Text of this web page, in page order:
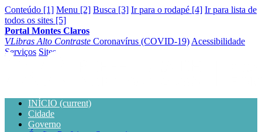
Conteúdo [1] Menu [2] Busca [3] Ir para o rodapé [4] Ir para lista de
todos os sites [5]
Portal Montes Claros
VLibras Alto Contraste Coronavírus (COVID-19) Acessibilidade
Serviços Sites
INÍCIO (current)
Cidade
Governo